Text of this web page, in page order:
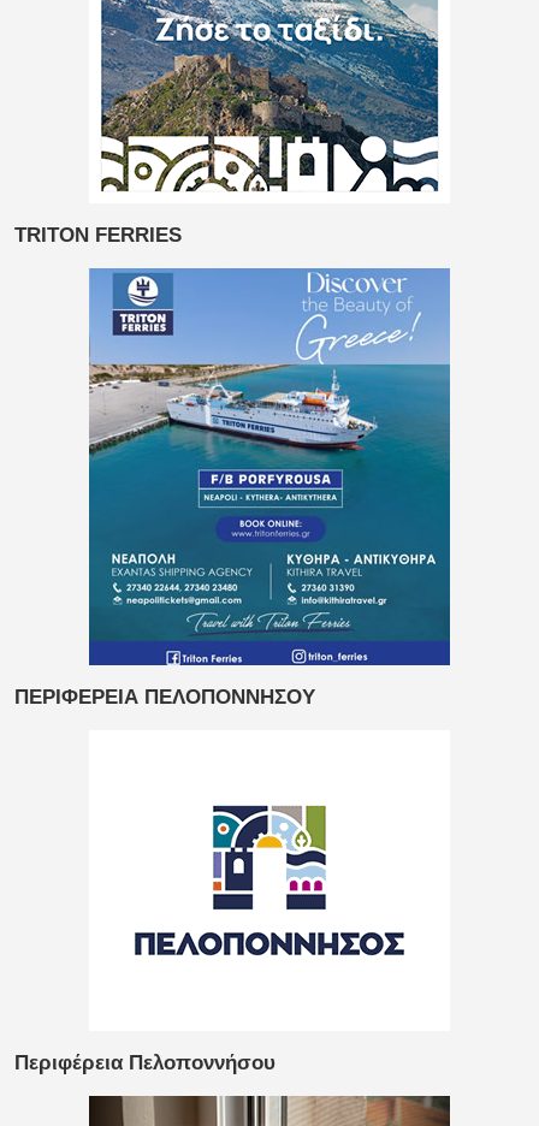
TRITON FERRIES
ΠΕΡΙΦΕΡΕΙΑ ΠΕΛΟΠΟΝΝΗΣΟΥ
Περιφέρεια Πελοποννήσου